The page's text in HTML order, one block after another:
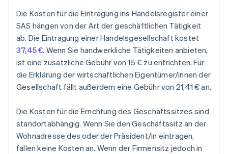
Die Kosten für die Eintragung ins Handelsregister einer
SAS hängen von der Art der geschäftlichen Tätigkeit
ab. Die Eintragung einer Handelsgesellschaft kostet
37,45 €. Wenn Sie handwerkliche Tätigkeiten anbieten,
ist eine zusätzliche Gebühr von 15 € zu entrichten. Für
die Erklärung der wirtschaftlichen Eigentümer/innen der
Gesellschaft fällt außerdem eine Gebühr von 21,41 € an.
Die Kosten für die Errichtung des Geschäftssitzes sind
standortabhängig. Wenn Sie den Geschäftssitz an der
Wohnadresse des oder der Präsident/in eintragen,
fallen keine Kosten an. Wenn der Firmensitz jedoch in